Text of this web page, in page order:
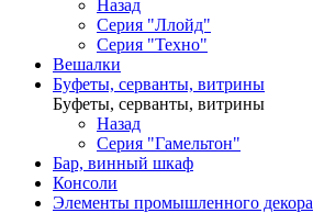
Назад
Серия "Ллойд"
Серия "Техно"
Вешалки
Буфеты, серванты, витрины
Буфеты, серванты, витрины
Назад
Серия "Гамельтон"
Бар, винный шкаф
Консоли
Элементы промышленного декора